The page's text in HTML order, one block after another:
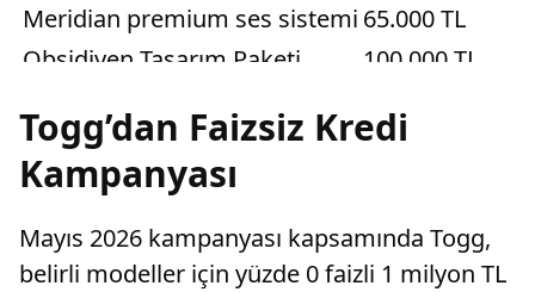
Meridian premium ses sistemi 65.000 TL
Obsidiyen Tasarım Paketi
100.000 TL
Togg’dan Faizsiz Kredi
Kampanyası
Mayıs 2026 kampanyası kapsamında Togg,
belirli modeller için yüzde 0 faizli 1 milyon TL